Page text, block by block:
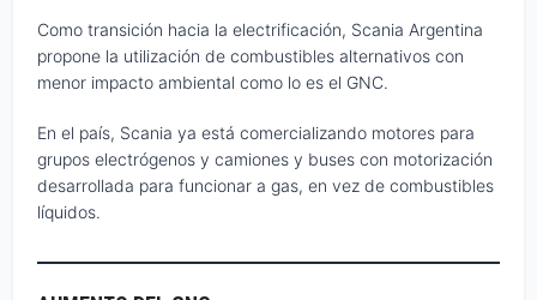
Como transición hacia la electrificación, Scania Argentina
propone la utilización de combustibles alternativos con
menor impacto ambiental como lo es el GNC.
En el país, Scania ya está comercializando motores para
grupos electrógenos y camiones y buses con motorización
desarrollada para funcionar a gas, en vez de combustibles
líquidos.